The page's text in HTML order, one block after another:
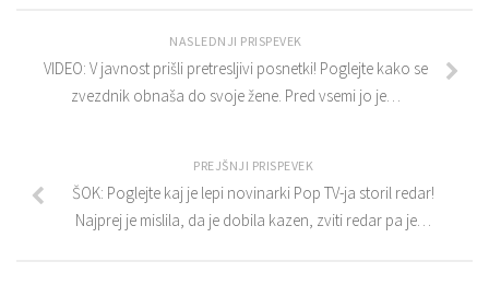
NASLEDNJI PRISPEVEK
VIDEO: V javnost prišli pretresljivi posnetki! Poglejte kako se
zvezdnik obnaša do svoje žene. Pred vsemi jo je…
PREJŠNJI PRISPEVEK
ŠOK: Poglejte kaj je lepi novinarki Pop TV-ja storil redar!
Najprej je mislila, da je dobila kazen, zviti redar pa je…